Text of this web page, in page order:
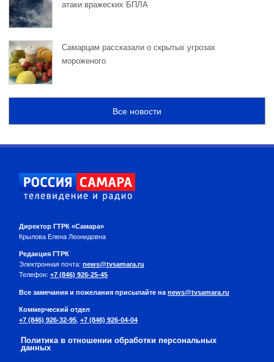
атаки вражеских БПЛА
Самарцам рассказали о скрытых угрозах
мороженого
Все новости
Директор ГТРК «Самара»
Крылова Елена Леонидовна
Редакция ГТРК
Электронная почта: news@tvsamara.ru
Телефон: +7 (846) 926-25-45
Все замечания и пожелания присылайте на news@tvsamara.ru
Коммерческий отдел
+7 (846) 926-32-95 +7 (846) 926-04-04
Политика в отношении обработки персональных
данных